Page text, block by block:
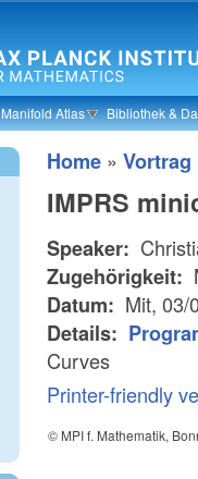
Manifold Atlas Bibliothek &
Home » Vortrag
IMPRS
Speaker:
Zugehörigkeit:
Datum: Mit, 03/
Details:
Curves
Printer-friendly
© MPI f. Mathematik,